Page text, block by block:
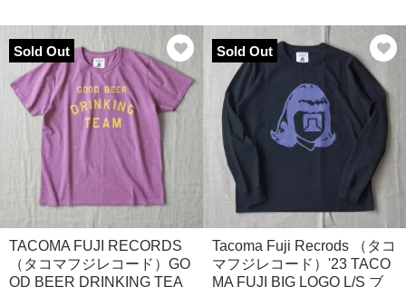
Sold Out
TACOMA FUJI RECORDS
（タコマフジレコード）GO
OD BEER DRINKING TEA
Sold Out
Tacoma Fuji Recrods （タコ
マフジレコード）'23 TACO
MA FUJI BIG LOGO L/S ブ